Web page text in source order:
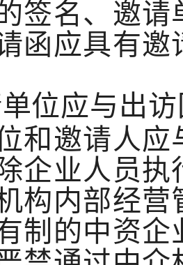
签名、邀
函应具有邀
位应与出
和邀请人
企业人员
构内部经
制的中资企